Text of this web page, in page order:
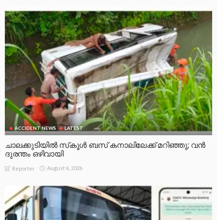
ACCIDENT NEWS LATEST
ചാലക്കുടിയിൽ സ്‌കൂൾ ബസ് കനാലിലേക്ക് മറിഞ്ഞു; വൻ
ദുരന്തം ഒഴിവായി
Reporter August 6, 2026